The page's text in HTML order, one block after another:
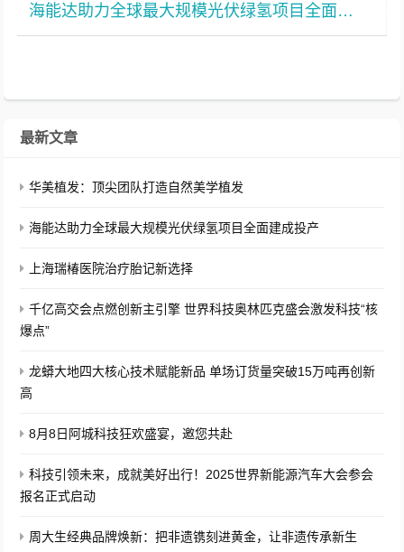
海能达助力全球最大规模光伏绿氢项目全面建成投产
最新文章
华美植发：顶尖团队打造自然美学植发
海能达助力全球最大规模光伏绿氢项目全面建成投产
上海瑞椿医院治疗胎记新选择
千亿高交会点燃创新主引擎 世界科技奥林匹克盛会激发科技“核
爆点”
龙蟒大地四大核心技术赋能新品 单场订货量突破15万吨再创新
高
8月8日阿城科技狂欢盛宴，邀您共赴
科技引领未来，成就美好出行！2025世界新能源汽车大会参会
报名正式启动
周大生经典品牌焕新：把非遗镌刻进黄金，让非遗传承新生